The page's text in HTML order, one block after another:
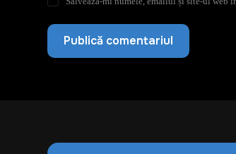
Publică comentariul